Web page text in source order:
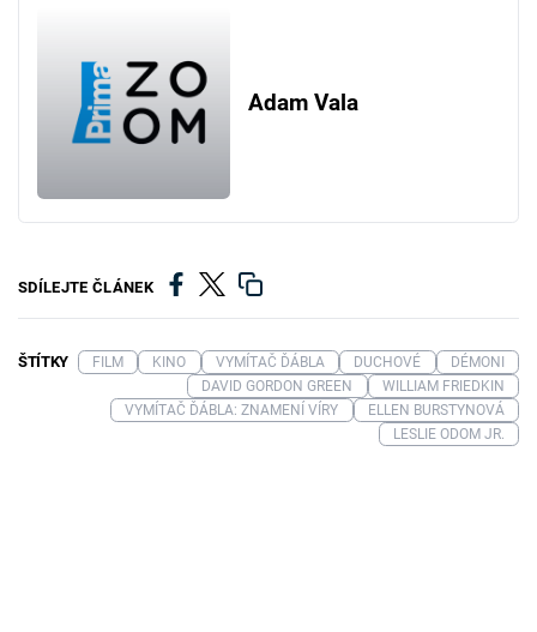
Adam Vala
SDÍLEJTE ČLÁNEK
ŠTÍTKY FILM KINO VYMÍTAČ ĎÁBLA DUCHOVÉ
DÉMONI
DAVID GORDON GREEN
WILLIAM FRIEDKIN
VYMÍTAČ ĎÁBLA: ZNAMENÍ VÍRY
ELLEN BURSTYNOVÁ
LESLIE ODOM JR.